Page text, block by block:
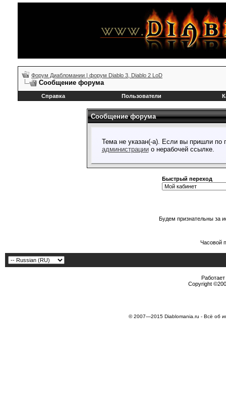
Форум Диабломании | форум Diablo 3, Diablo 2 LoD
Сообщение форума
Справка Пользователи
Сообщение форума
Тема не указан(-а). Если вы пришли по
администрациио нерабочей ссылке.
Быстрый переход
Будем признательны за
Часовой
Copyright
© 2007—2015 Diablomania.ru - Всё об